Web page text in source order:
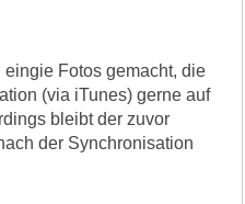
Fotos gemacht, die
(via iTunes) gerne auf
bleibt der zuvor
der Synchronisation